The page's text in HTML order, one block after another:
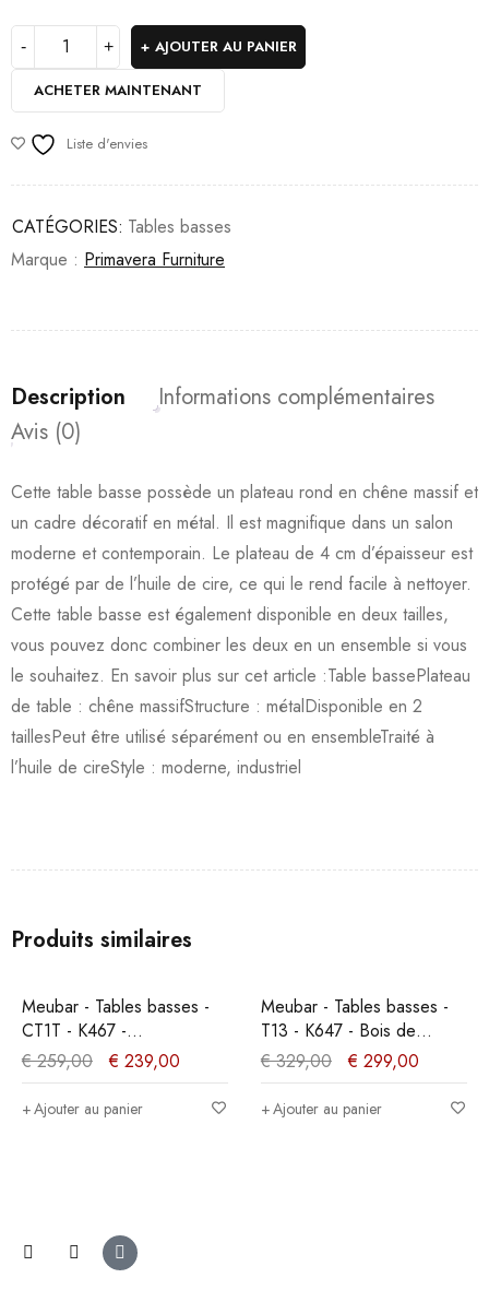
AJOUTER AU PANIER
ACHETER MAINTENANT
Liste d'envies
CATÉGORIES: Tables basses
Marque : Primavera Furniture
Description
Informations complémentaires
Avis (0)
Cette table basse possède un plateau rond en chêne massif et
un cadre décoratif en métal. Il est magnifique dans un salon
moderne et contemporain. Le plateau de 4 cm d’épaisseur est
protégé par de l’huile de cire, ce qui le rend facile à nettoyer.
Cette table basse est également disponible en deux tailles,
vous pouvez donc combiner les deux en un ensemble si vous
le souhaitez. En savoir plus sur cet article :Table bassePlateau
de table : chêne massifStructure : métalDisponible en 2
taillesPeut être utilisé séparément ou en ensembleTraité à
l’huile de cireStyle : moderne, industriel
Produits similaires
-
PROMO
Meubar - Tables basses -
T13 - K647 - Bois de
marine foncé/Noir -
135x42x68cm
329,00
Ajouter au panier
PROMO
Meubar - Tables
T13KL80-K595-
Orme Naturel -
135x43x68cm
379,00
Ajouter au panier